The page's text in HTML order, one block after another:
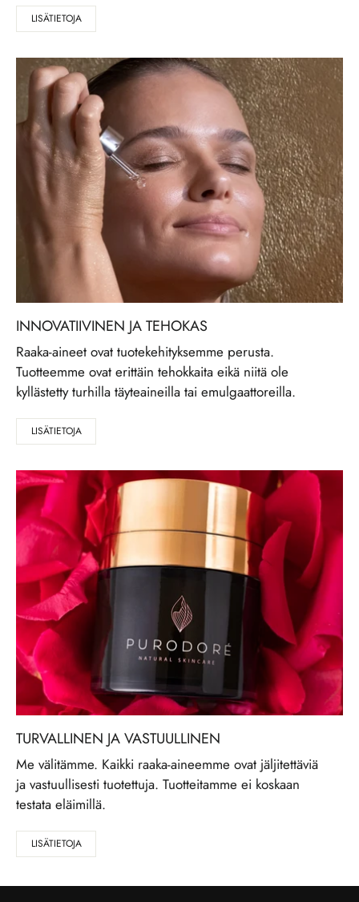
LISÄTIETOJA
INNOVATIIVINEN JA TEHOKAS
Raaka-aineet ovat tuotekehityksemme perusta.
Tuotteemme ovat erittäin tehokkaita eikä niitä ole
kyllästetty turhilla täyteaineilla tai emulgaattoreilla.
LISÄTIETOJA
TURVALLINEN JA VASTUULLINEN
Me välitämme. Kaikki raaka-aineemme ovat jäljitettäviä
ja vastuullisesti tuotettuja. Tuotteitamme ei koskaan
testata eläimillä.
LISÄTIETOJA